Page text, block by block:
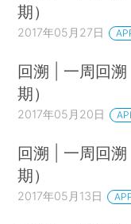
期）
2017年05月27日
回溯 | 一周回
期）
2017年05月20日
回溯 | 一周回
期）
2017年05月13日